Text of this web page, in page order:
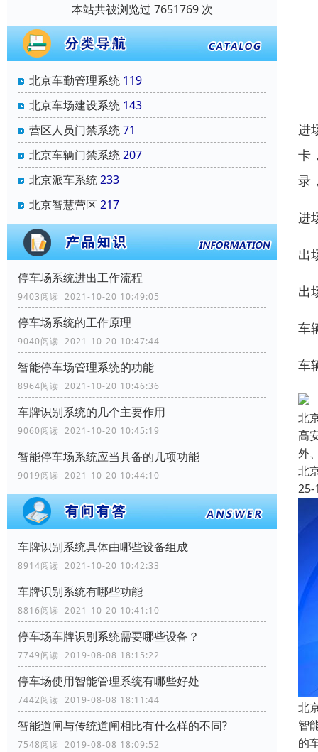
本站共被浏览过 7651769 次
北京车勤管理系统 119
北京车场建设系统 143
营区人员门禁系统71
北京车辆门禁系统207
北京派车系统233
北京智慧营区 217
停车场系统进出工作流程
9403阅读 2021-10-20 10:49:05
停车场系统的工作原理
9040阅读 2021-10-20 10:47:44
智能停车场管理系统的功能
8964阅读 2021-10-20 10:46:36
车牌识别系统的几个主要作用
9060阅读 2021-10-20 10:45:19
智能停车场系统应当具备的几项功能
9019阅读 2021-10-20 10:44:10
车牌识别系统具体由哪些设备组成
8914阅读 2021-10-20 10:42:33
车牌识别系统有哪些功能
8816阅读 2021-10-20 10:41:10
停车场车牌识别系统需要哪些设备？
7749阅读 2019-08-08 18:15:22
停车场使用智能管理系统有哪些好处
7442阅读 2019-08-08 18:11:44
智能道闸与传统道闸相比有什么样的不同?
7548阅读 2019-08-08 18:09:52
进
卡
录
进
出
出
车
车
北
高
外
北
25-
北
智
的